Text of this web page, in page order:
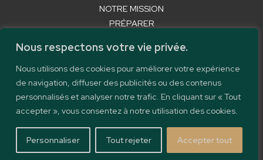
Nous respectons votre vie privée.
Nous utilisons des cookies pour améliorer votre expérience
de navigation, diffuser des publicités ou des contenus
personnalisés et analyser notre trafic. En cliquant sur « Tout
accepter », vous consentez à notre utilisation des cookies.
Personnaliser Tout rejeter Accepter tout
NOTRE MISSION
PRÉPARER
OBTENIR VOTRE RÉVERSION
FORMATIONS
CONTACT
© 2024 -ALTEAPERSPECTIVE
Mentions Légales